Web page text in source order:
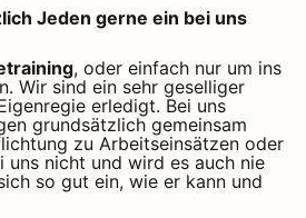
Jeden gerne ein bei uns
, oder einfach nur um ins
Wir sind ein sehr geselliger
erledigt. Bei uns
grundsätzlich gemeinsam
zu Arbeitseinsätzen oder
uns nicht und wird es auch nie
so gut ein, wie er kann und